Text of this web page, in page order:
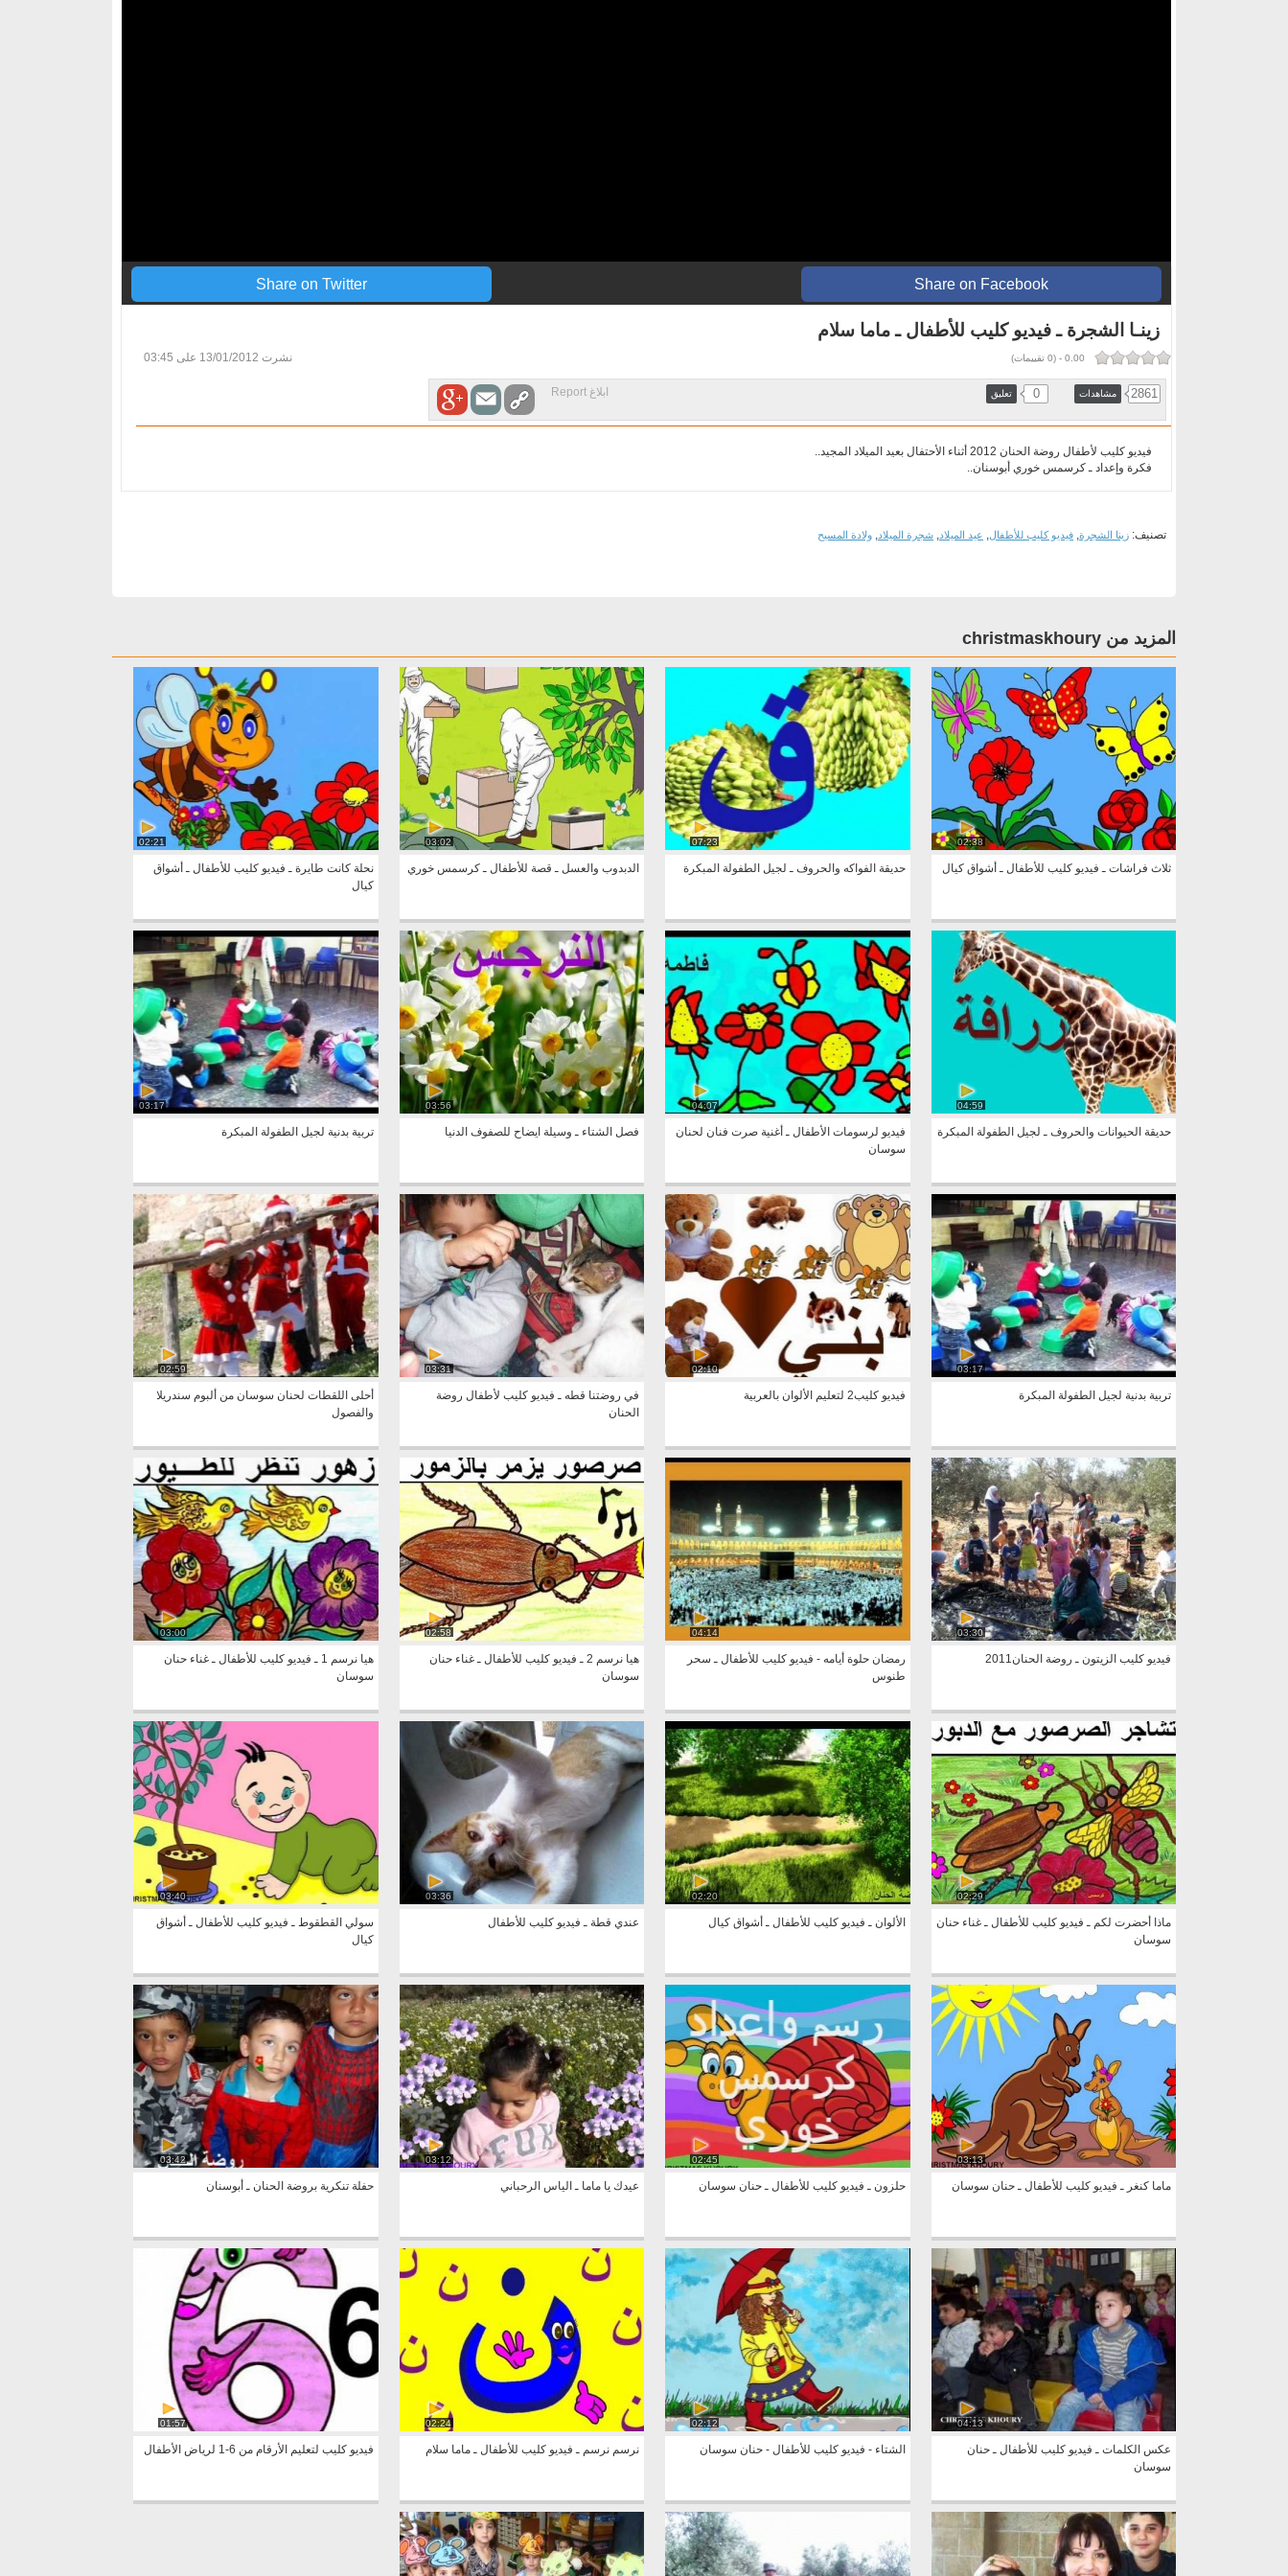
Share on Facebook
Share on Twitter
زينـا الشجرة ـ فيديو كليب للأطفال ـ ماما سلام
0.00
-
(
0 تقييمات) نشرت 13/01/2012 على 03:45
2861 مشاهدات 0 تعليق ابلاغ Report
فيديو كليب لأطفال روضة الحنان 2012 أثناء الأحتفال بعيد الميلاد المجيد..
فكرة وإعداد ـ كرسمس خوري أبوسنان..
تصنيف: زينا الشجرة, فيديو كليب للأطفال, عيد الميلاد, شجرة الميلاد, ولادة المسيح
المزيد من christmaskhoury
02:38
ثلاث فراشات ـ فيديو كليب للأطفال ـ أشواق كيال
07:23
حديقة الفواكه والحروف ـ لجيل الطفولة المبكرة
03:02
الدبدوب والعسل ـ قصة للأطفال ـ كرسمس خوري
02:21
نحلة كانت طايرة ـ فيديو كليب للأطفال ـ أشواق
كيال
04:59
حديقة الحيوانات والحروف ـ لجيل الطفولة المبكرة
04:07
فيديو لرسومات الأطفال ـ أغنية صرت فنان لحنان
سوسان
03:56
فصل الشتاء ـ وسيلة ايضاح للصفوف الدنيا
03:17
تربية بدنية لجيل الطفولة المبكرة
03:17
تربية بدنية لجيل الطفولة المبكرة
02:10
فيديو كليب2 لتعليم الألوان بالعربية
03:31
في روضتنا قطه ـ فيديو كليب لأطفال روضة
الحنان
02:59
أحلى اللقطات لحنان سوسان من ألبوم سندريلا
والفصول
03:30
فيديو كليب الزيتون ـ روضة الحنان2011
04:14
رمضان حلوة أيامه - فيديو كليب للأطفال ـ سحر
طنوس
02:58
هيا نرسم 2 ـ فيديو كليب للأطفال ـ غناء حنان
سوسان
03:00
هيا نرسم 1 ـ فيديو كليب للأطفال ـ غناء حنان
سوسان
02:29
ماذا أحضرت لكم ـ فيديو كليب للأطفال ـ غناء حنان
سوسان
02:20
الألوان ـ فيديو كليب للأطفال ـ أشواق كيال
03:36
عندي قطة ـ فيديو كليب للأطفال
03:40
سولي القطقوط ـ فيديو كليب للأطفال ـ أشواق
كيال
03:13
ماما كنغر ـ فيديو كليب للأطفال ـ حنان سوسان
02:45
حلزون ـ فيديو كليب للأطفال ـ حنان سوسان
03:12
عيدك يا ماما ـ الياس الرحباني
03:42
حفلة تنكرية بروضة الحنان ـ أبوسنان
04:13
عكس الكلمات ـ فيديو كليب للأطفال ـ حنان
سوسان
02:12
الشتاء - فيديو كليب للأطفال - حنان سوسان
02:24
نرسم نرسم ـ فيديو كليب للأطفال ـ ماما سلام
01:57
فيديو كليب لتعليم الأرقام من 6-1 لرياض الأطفال